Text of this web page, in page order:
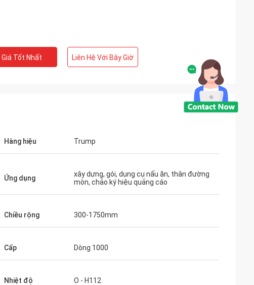
Giá Tốt Nhất Liên Hệ Với Bây Giờ
Hàng hiệu Trump
Ứng dụng
xây dựng, gói, dụng cụ nấu ăn, thân đường
mòn, chảo ký hiệu quảng cáo
Chiều rộng 300-1750mm
Cấp Dòng 1000
Nhiệt độ O - H112